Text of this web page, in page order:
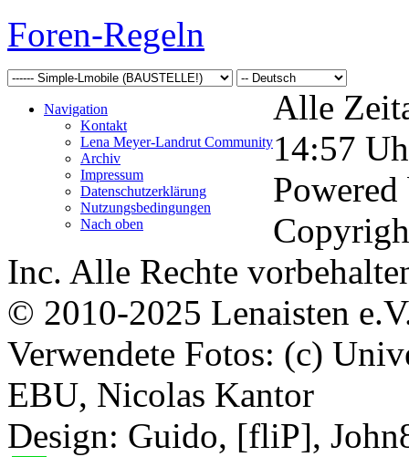
Foren-Regeln
Navigation
Kontakt
Lena Meyer-Landrut Community
Archiv
Impressum
Datenschutzerklärung
Nutzungsbedingungen
Nach oben
Alle
14:57
Inc. Alle Rechte
© 2010-2025 Lenaisten
Verwendete Fotos: (c)
EBU, Nicolas Kantor
Design: Guido, [fliP],